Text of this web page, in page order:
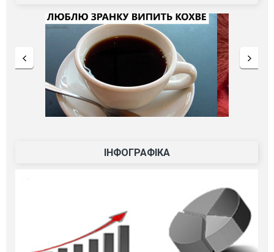
ІНФОГРАФІКА